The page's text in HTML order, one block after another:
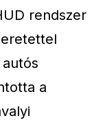
rendszer
a